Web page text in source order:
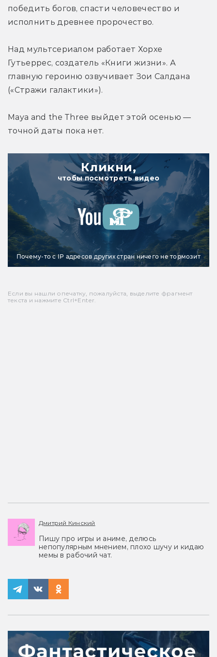
победить богов, спасти человечество и
исполнить древнее пророчество.
Над мультсериалом работает Хорхе
Гутьеррес, создатель «Книги жизни». А
главную героиню озвучивает Зои Салдана
(«Стражи галактики»).
Maya and the Three выйдет этой осенью —
точной даты пока нет.
Кликни,
чтобы посмотреть видео
Почему-то с IP адресов других стран ничего не тормозит
Если вы нашли опечатку, пожалуйста, выделите фрагмент
текста и нажмите Ctrl+Enter.
Дмитрий Кинский
Пишу про игры и аниме, делюсь
непопулярным мнением, плохо шучу и кидаю
мемы в рабочий чат.